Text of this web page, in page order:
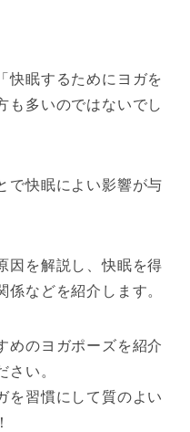
快眠するためにヨガを
も多いのではないでし
で快眠によい影響が与
因を解説し、快眠を得
係などを紹介します。
めのヨガポーズを紹介
さい。
を習慣にして質のよい